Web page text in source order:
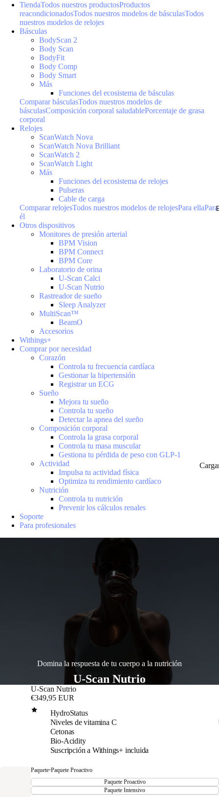
TiendaTodos nuestros productosProductos
reacondicionadosTodos nuestros modelos de básculasTodos
nuestros modelos de relojes
Básculas
BodyScan 2
Body Scan
BodyFit
Body Comp
Body Smart
Más
Funciones del ecosistema de básculas
Comparar básculasTodos nuestros modelos de
básculasComposición corporal saludablePorcentaje de grasa
corporal
Relojes
ScanWatch Nova
ScanWatch Nova Brilliant
ScanWatch 2
ScanWatch Light
Más
Funciones del ecosistema de relojes
Pulseras
Cable de carga
Comparar relojesTodos nuestros modelos de relojesPara ellaPara
él
Otros dispositivos
Monitores de presión arterial
BPM Vision
BPM Connect
BPM Core
Laboratorio de orina
U-Scan Calci
U-Scan Nutrio
Rastreador de sueño
Sleep Analyzer
MultiScan™
BeamO
Accesorios
Withings+
Comprar por necesidad
Corazón
Controla tu frecuencia cardíaca
Gestionar la hipertensión
Registrar un ECG
Sueño
Mejora tu sueño
Controla tu sueño
Detectar la apnea del sueño
Composición corporal
Controla la grasa corporal
Controla tu masa muscular
Gestiona tu pérdida de peso con GLP-1
Actividad
Impulsa tu actividad física
Optimiza tu rendimiento cardíaco
Nutrición
Controla tu nutrición
Prevenir los cálculos renales
Soporte
Para profesionales
Domina la respuesta de tu cuerpo a la nutrición
U-Scan Nutrio
U-Scan Nutrio
€349,95 EUR
HydroStatus
Niveles de vitamina C
Cetonas
Bio-Acidity
Suscripción a Withings+ incluida
Paquete•Paquete Proactivo
Paquete Proactivo
Paquete Intensivo